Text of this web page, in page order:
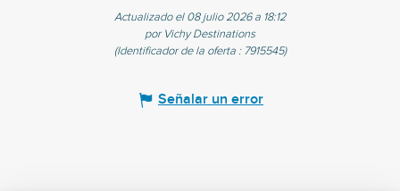
Actualizado el 08 julio 2026 a 18:12
por Vichy Destinations
(Identificador de la oferta : 7915545)
Señalar un error